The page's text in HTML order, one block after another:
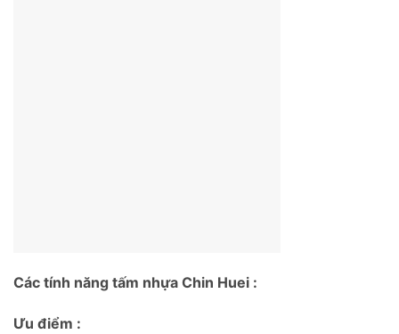
Các tính năng tấm nhựa Chin Huei :
Ưu điểm :